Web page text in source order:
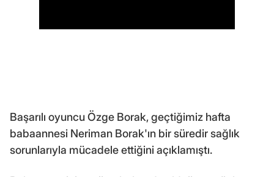
Başarılı oyuncu Özge Borak, geçtiğimiz hafta
babaannesi Neriman Borak'ın bir süredir sağlık
sorunlarıyla mücadele ettiğini açıklamıştı.